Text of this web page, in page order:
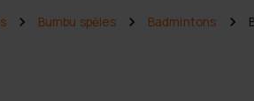
Bumbu spēles Badmintons